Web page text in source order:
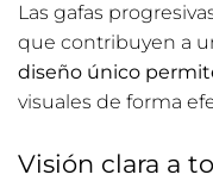
Las gafas
que contribuyen a
diseño único
visuales de forma
Visión clara a